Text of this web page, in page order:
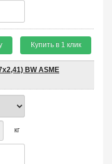
Купить в 1 клик
BW ASME
кг